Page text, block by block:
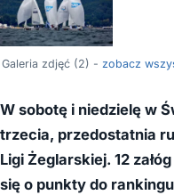
Galeria zdjęć (2) - zobacz
W sobotę i niedzielę w
trzecia, przedostatnia
Ligi Żeglarskiej. 12
się o punkty do